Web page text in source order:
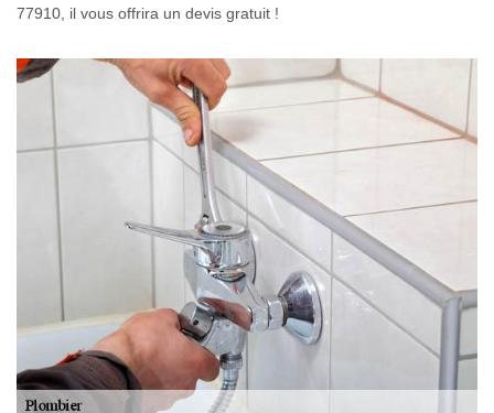
77910, il vous offrira un devis gratuit !